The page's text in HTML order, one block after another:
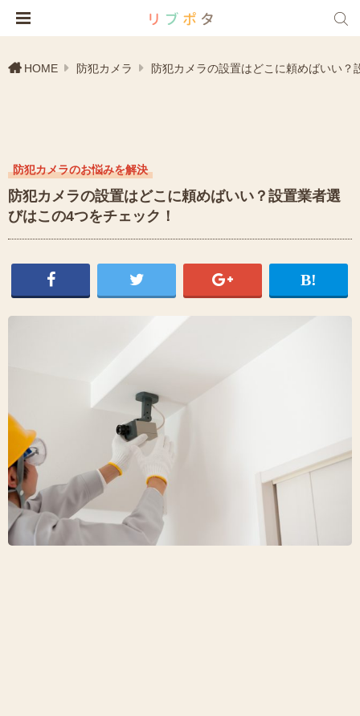
HOME 防犯カメラ 防犯カメラの設置はどこに頼めばいい
防犯カメラのお悩みを解決
防犯カメラの設置はどこに頼めばいい？設置業者選
びはこの4つをチェック！